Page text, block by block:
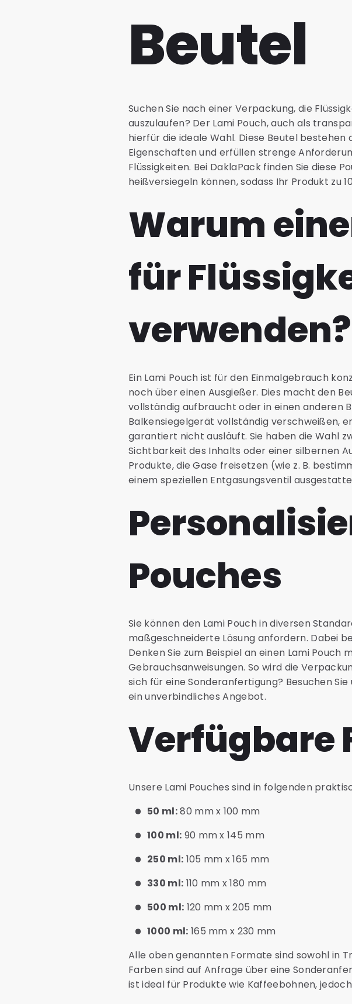
Beutel
Suchen Sie nach einer Verpackung, die
auszulaufen? Der Lami Pouch, auch als
hierfür die ideale Wahl. Diese Beutel
Eigenschaften und erfüllen strenge
Flüssigkeiten. Bei DaklaPack finden Sie diese
heißversiegeln können, sodass Ihr Produkt zu
Warum
für
verwenden?
Ein Lami Pouch ist für den Einmalgebrauch
noch über einen Ausgießer. Dies macht den
vollständig aufbraucht oder in einen anderen
Balkensiegelgerät vollständig verschweißen,
garantiert nicht ausläuft. Sie haben die Wahl
Sichtbarkeit des Inhalts oder einer silbernen
Produkte, die Gase freisetzen (wie z. B.
einem speziellen Entgasungsventil
Pouches
Sie können den Lami Pouch in diversen
maßgeschneiderte Lösung anfordern. Dabei
Denken Sie zum Beispiel an einen Lami
Gebrauchsanweisungen. So wird die
sich für eine Sonderanfertigung? Besuchen Sie
ein unverbindliches Angebot.
Verfügbare
Unsere Lami Pouches sind in folgenden
50 ml:80 mm x 100 mm
100 ml: 90 mm x 145 mm
250 ml: 105 mm x 165 mm
330 ml: 110 mm x 180 mm
500 ml: 120 mm x 205 mm
1000 ml: 165 mm x 230 mm
Alle oben genannten Formate sind sowohl in
Farben sind auf Anfrage über eine
ist ideal für Produkte wie Kaffeebohnen,